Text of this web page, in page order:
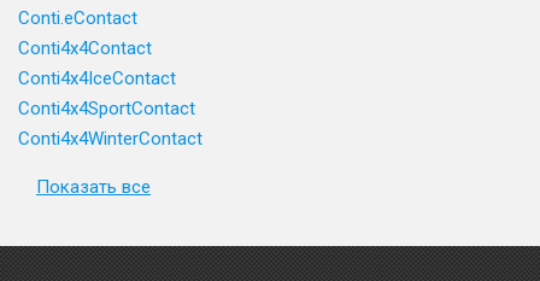
Conti.eContact
Conti4x4Contact
Conti4x4IceContact
Conti4x4SportContact
Conti4x4WinterContact
Показать все